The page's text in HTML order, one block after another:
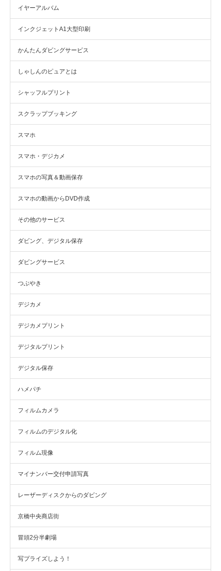
イヤーアルバム
インクジェットA1大型印刷
かんたんダビングサービス
しゃしんのピュアとは
シャッフルプリント
スクラップブッキング
スマホ
スマホ・デジカメ
スマホの写真＆動画保存
スマホの動画からDVD作成
その他のサービス
ダビング、デジタル保存
ダビングサービス
つぶやき
デジカメ
デジカメプリント
デジタルプリント
デジタル保存
ハメパチ
フィルムカメラ
フィルムのデジタル化
フィルム現像
マイナンバー交付申請写真
レーザーディスクからのダビング
京橋中央商店街
冒頭2分半劇場
写プライズしよう！